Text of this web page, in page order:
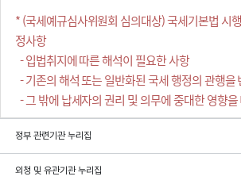
* (국세예규심사위원회 심의대상) 국세기본법 시
정사항
- 입법취지에 따른 해석이 필요한 사항
- 기존의 해석 또는 일반화된 국세 행정의 관행을
- 그 밖에 납세자의 권리 및 의무에 중대한 영향
정부 관련기관 누리집
외청 및 유관기관 누리집